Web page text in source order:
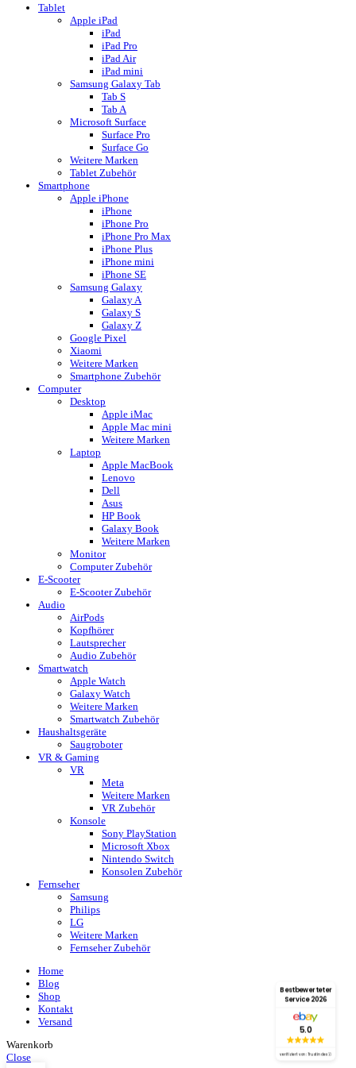
Bestbewerteter
Service 2026
5.0
verifiziert von: Trustindex
Tablet
Apple iPad
iPad
iPad Pro
iPad Air
iPad mini
Samsung Galaxy Tab
Tab S
Tab A
Microsoft Surface
Surface Pro
Surface Go
Weitere Marken
Tablet Zubehör
Smartphone
Apple iPhone
iPhone
iPhone Pro
iPhone Pro Max
iPhone Plus
iPhone mini
iPhone SE
Samsung Galaxy
Galaxy A
Galaxy S
Galaxy Z
Google Pixel
Xiaomi
Weitere Marken
Smartphone Zubehör
Computer
Desktop
Apple iMac
Apple Mac mini
Weitere Marken
Laptop
Apple MacBook
Lenovo
Dell
Asus
HP Book
Galaxy Book
Weitere Marken
Monitor
Computer Zubehör
E-Scooter
E-Scooter Zubehör
Audio
AirPods
Kopfhörer
Lautsprecher
Audio Zubehör
Smartwatch
Apple Watch
Galaxy Watch
Weitere Marken
Smartwatch Zubehör
Haushaltsgeräte
Saugroboter
VR & Gaming
VR
Meta
Weitere Marken
VR Zubehör
Konsole
Sony PlayStation
Microsoft Xbox
Nintendo Switch
Konsolen Zubehör
Fernseher
Samsung
Philips
LG
Weitere Marken
Fernseher Zubehör
Home
Blog
Shop
Kontakt
Versand
Warenkorb
Close